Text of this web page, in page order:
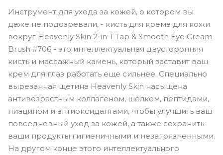
Инструмент для ухода за кожей, о котором вы
даже не подозревали, - кисть для крема для кожи
вокруг Heavenly Skin 2-in-1 Tap & Smooth Eye Cream
Brush #706 - это интеллектуальная двусторонняя
кисть и массажный камень, который заставит ваш
крем для глаз работать еще сильнее. Специально
вырезанная щетина Heavenly Skin насыщена
антивозрастным коллагеном, шелком, пептидами,
ниацином и антиоксидантами, чтобы улучшить ваш
повседневный уход за кожей, а также сохранить
ваши продукты гигиеничными и незагрязненными.
На другом конце этого интеллектуального